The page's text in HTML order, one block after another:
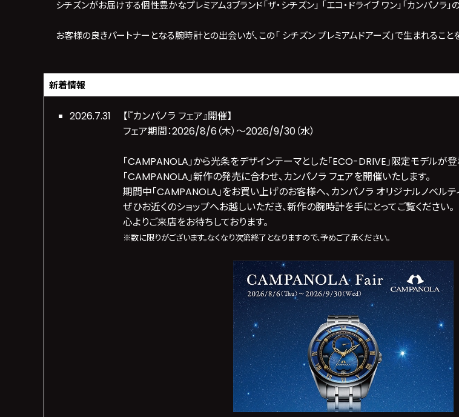
シチズンがお届けする個性豊かなプレミアム3ブランド「ザ・シチズン」 「エコ・ドライブ ワン」「カンパノ
お客様の良きパートナーとなる腕時計との出会いが、この「 シチズン プレミアムドアーズ」で生まれること
新着情報
2026.7.31
【『カンパノラ フェア』開催】
フェア期間：2026/8/6（木）～2026/9/30（水）
「CAMPANOLA」から光条をデザインテーマとした「ECO-DRIVE」限定モデルが登
「CAMPANOLA」新作の発売に合わせ、カンパノラ フェアを開催いたします。
期間中「CAMPANOLA」をお買い上げのお客様へ、カンパノラ オリジナルノベルテ
ぜひお近くのショップへお越しいただき、新作の腕時計を手にとってご覧ください。
心よりご来店をお待ちしております。
※数に限りがございます。なくなり次第終了となりますので、予めご了承ください。